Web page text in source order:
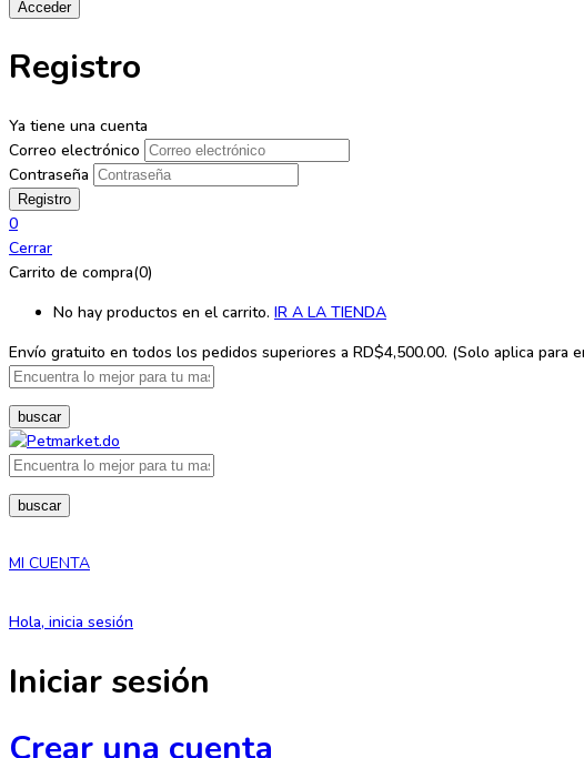
Registro
Ya tiene una cuenta
Correo electrónico
Contraseña
0
Cerrar
Carrito de compra(0)
No hay productos en el carrito. IR A LA TIENDA
Envío gratuito en todos los pedidos superiores a RD$4,500.00. (Solo aplica para
buscar
buscar
MI CUENTA
Hola, inicia sesión
Iniciar sesión
Crear una cuenta